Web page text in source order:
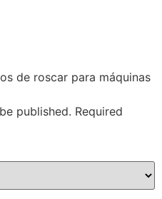
de roscar para máquinas
published. Required